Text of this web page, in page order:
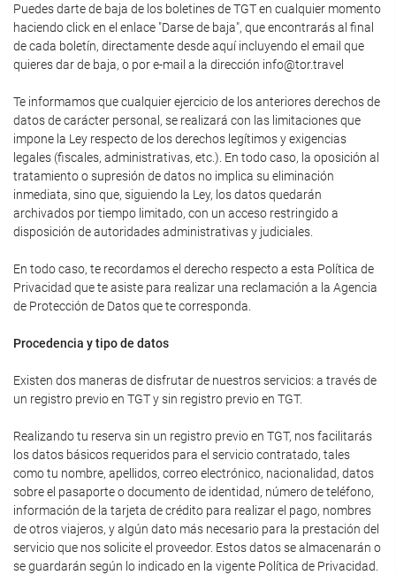
Puedes darte de baja de los boletines de TGT en cualquier momento
haciendo click en el enlace "Darse de baja", que encontrarás al final
de cada boletín, directamente desde aquí incluyendo el email que
quieres dar de baja, o por e-mail a la dirección info@tor.travel
Te informamos que cualquier ejercicio de los anteriores derechos de
datos de carácter personal, se realizará con las limitaciones que
impone la Ley respecto de los derechos legítimos y exigencias
legales (fiscales, administrativas, etc.). En todo caso, la oposición al
tratamiento o supresión de datos no implica su eliminación
inmediata, sino que, siguiendo la Ley, los datos quedarán
archivados por tiempo limitado, con un acceso restringido a
disposición de autoridades administrativas y judiciales.
En todo caso, te recordamos el derecho respecto a esta Política de
Privacidad que te asiste para realizar una reclamación a la Agencia
de Protección de Datos que te corresponda.
Procedencia y tipo de datos
Existen dos maneras de disfrutar de nuestros servicios: a través de
un registro previo en TGT y sin registro previo en TGT.
Realizando tu reserva sin un registro previo en TGT, nos facilitarás
los datos básicos requeridos para el servicio contratado, tales
como tu nombre, apellidos, correo electrónico, nacionalidad, datos
sobre el pasaporte o documento de identidad, número de teléfono,
información de la tarjeta de crédito para realizar el pago, nombres
de otros viajeros, y algún dato más necesario para la prestación del
servicio que nos solicite el proveedor. Estos datos se almacenarán o
se guardarán según lo indicado en la vigente Política de Privacidad.